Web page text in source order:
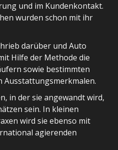
und im Kundenkontakt.
wurden schon mit ihr
darüber und Auto
Hilfe der Methode die
sowie bestimmten
Ausstattungsmerkmalen.
in der sie angewandt wird,
sein. In kleinen
wird sie ebenso mit
agierenden